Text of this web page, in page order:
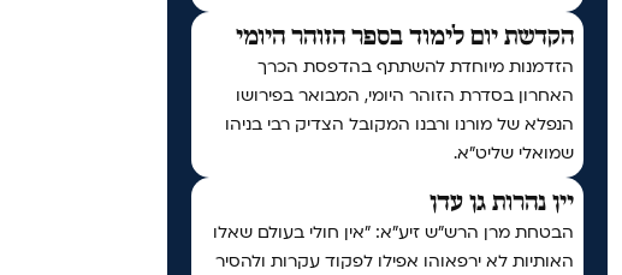
הקדשת יום לימוד בספר הזוהר היומי
הזדמנות מיוחדת להשתתף בהדפסת הכרך
האחרון בסדרת הזוהר היומי, המבואר בפירושו
הנפלא של מורנו ורבנו המקובל הצדיק רבי בניהו
שמואלי שליט״א.
יין נהרות גן עדן
הבטחת מרן הרש"ש זיע"א: "אין חולי בעולם שאלו
האותיות לא ירפאוהו אפילו לפקוד עקרות ולהסיר